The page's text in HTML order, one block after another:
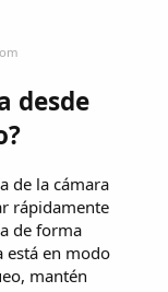
desde
de la cámara
rápidamente
de forma
está en modo
mantén